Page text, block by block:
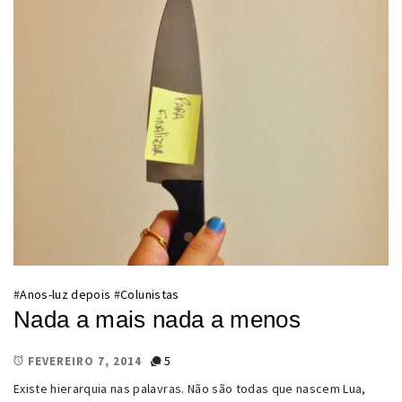
#Anos-luz depois #Colunistas
Nada a mais nada a menos
FEVEREIRO 7, 2014
5
Existe hierarquia nas palavras. Não são todas que nascem Lua,